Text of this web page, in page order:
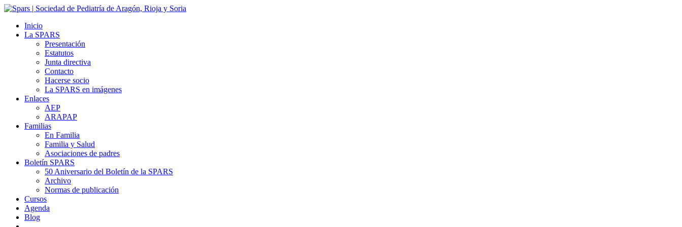
Inicio
La SPARS
Presentación
Estatutos
Junta directiva
Contacto
Hacerse socio
La SPARS en imágenes
Enlaces
AEP
ARAPAP
Familias
En Familia
Familia y Salud
Asociaciones de padres
Boletín SPARS
50 Aniversario del Boletín de la SPARS
Archivo
Normas de publicación
Cursos
Agenda
Blog